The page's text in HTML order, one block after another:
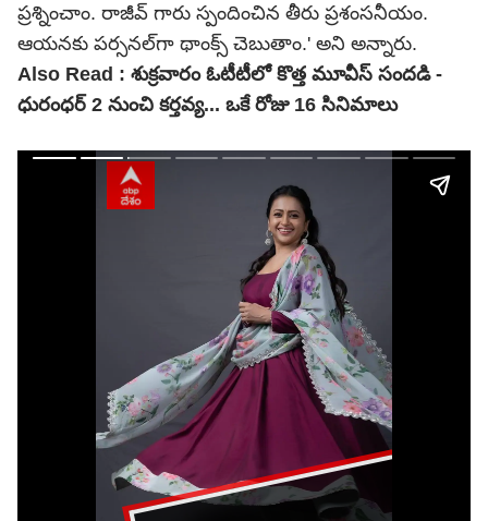
ప్రశ్నించాం. రాజీవ్ గారు స్పందించిన తీరు ప్రశంసనీయం.
ఆయనకు పర్సనల్‌గా థాంక్స్ చెబుతాం.' అని అన్నారు.
Also Read : శుక్రవారం ఓటీటీలో కొత్త మూవీస్ సందడి -
ధురంధర్ 2 నుంచి కర్తవ్య... ఒకే రోజు 16 సినిమాలు